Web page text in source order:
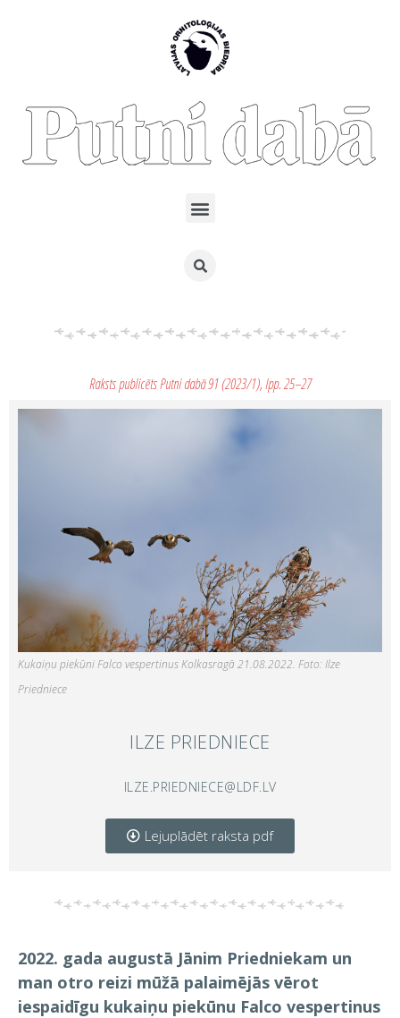
Raksts publicēts Putni dabā 91 (2023/1), lpp. 25–27
Kukaiņu piekūni Falco vespertinus Kolkasragā 21.08.2022. Foto: Ilze
Priedniece
ILZE PRIEDNIECE
ILZE.PRIEDNIECE@LDF.LV
Lejuplādēt raksta pdf
2022. gada augustā Jānim Priedniekam un
man otro reizi mūžā palaimējās vērot
iespaidīgu kukaiņu piekūnu Falco vespertinus